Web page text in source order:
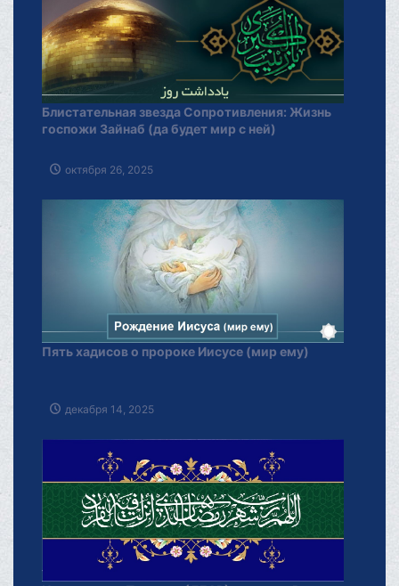
Блистательная звезда Сопротивления: Жизнь
госпожи Зайнаб (да будет мир с ней)
октября 26, 2025
Пять хадисов о пророке Иисусе (мир ему)
декабря 14, 2025